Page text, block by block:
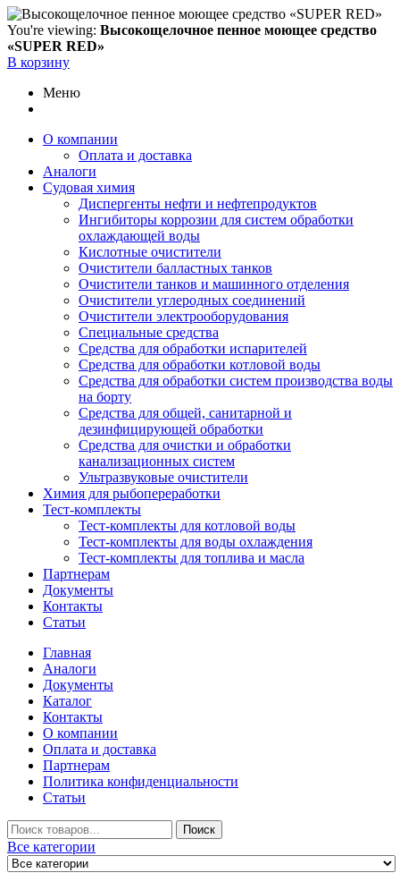
You're viewing: Высокощелочное пенное моющее средство
«SUPER RED»
В корзину
Меню
О компании
Оплата и доставка
Аналоги
Судовая химия
Диспергенты нефти и нефтепродуктов
Ингибиторы коррозии для систем обработки
охлаждающей воды
Кислотные очистители
Очистители балластных танков
Очистители танков и машинного отделения
Очистители углеродных соединений
Очистители электрооборудования
Специальные средства
Средства для обработки испарителей
Средства для обработки котловой воды
Средства для обработки систем производства воды
на борту
Средства для общей, санитарной и
дезинфицирующей обработки
Средства для очистки и обработки
канализационных систем
Ультразвуковые очистители
Химия для рыбопереработки
Тест-комплекты
Тест-комплекты для котловой воды
Тест-комплекты для воды охлаждения
Тест-комплекты для топлива и масла
Партнерам
Документы
Контакты
Статьи
Главная
Аналоги
Документы
Каталог
Контакты
О компании
Оплата и доставка
Партнерам
Политика конфиденциальности
Статьи
Искать
Поиск
Все категории